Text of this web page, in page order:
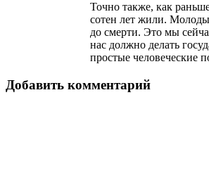
Точно также, как
сотен лет жили.
до смерти. Это мы
нас должно делать
простые человеческие
Добавить комментарий